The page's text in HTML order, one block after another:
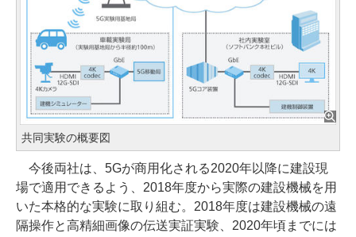
共同実験の概要図
今後両社は、5Gが商用化される2020年以降に建設現
場で適用できるよう、2018年度から実際の建設機械を用
いた本格的な実験に取り組む。2018年度は建設機械の遠
隔操作と高精細画像の伝送実証実験、2020年頃までには